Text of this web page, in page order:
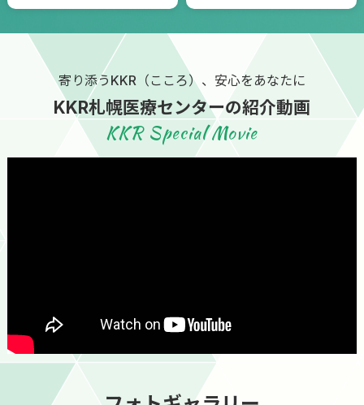
寄り添うKKR（こころ）、安心をあなたに
KKR札幌医療センターの紹介動画
KKR Special Movie